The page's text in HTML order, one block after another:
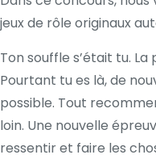
jeux de rôle originaux
Ton souffle s’était tu.
Pourtant tu es là, de
possible. Tout
loin. Une nouvelle
ressentir et faire les